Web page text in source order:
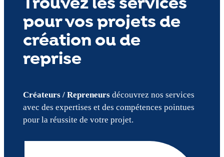
pour vos projets de
création ou de
reprise
Créateurs / Repreneursdécouvrez nos services
avec des expertises et des compétences pointues
pour la réussite de votre projet.